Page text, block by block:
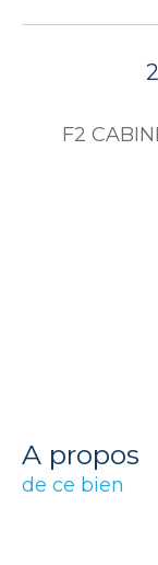
F2
a propos
de ce bien